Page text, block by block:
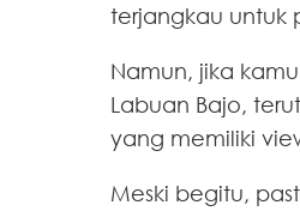
terjangkau untuk
Namun, jika
Labuan Bajo,
yang memiliki
Meski begitu,